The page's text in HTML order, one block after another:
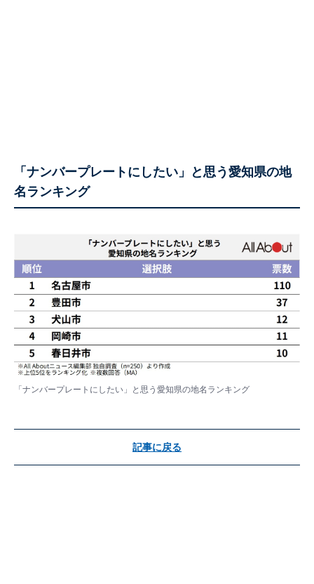
「ナンバープレートにしたい」と思う愛知県の地
名ランキング
「ナンバープレートにしたい」と思う愛知県の地名ランキング
記事に戻る